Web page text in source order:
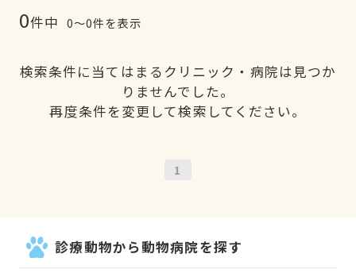
0件中 0〜0件を表示
検索条件に当てはまるクリニック・病院は見つか
りませんでした。
再度条件を変更して検索してください。
1
診療動物から動物病院を探す